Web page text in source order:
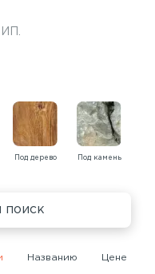
Под дерево Под камень
поиск
Названию Цене